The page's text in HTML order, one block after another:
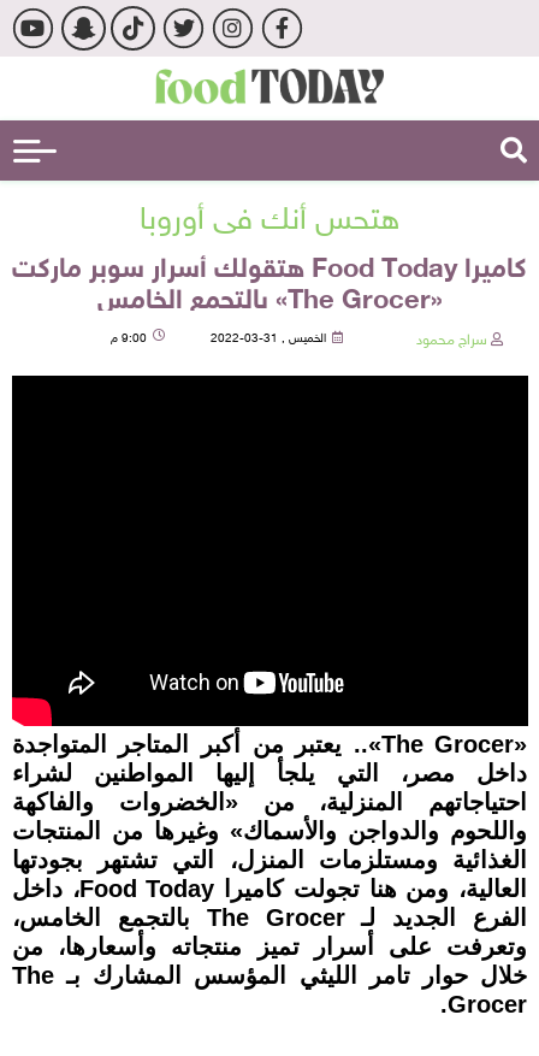
هتحس أنك في أوروبا
كاميرا Food Today هتقولك أسرار سوبر ماركت
«The Grocer» بالتجمع الخامس
سراج محمود الخميس , 31-03-2022 9:00 م
«The Grocer».. يعتبر من أكبر المتاجر المتواجدة
داخل مصر، التي يلجأ إليها المواطنين لشراء
احتياجاتهم المنزلية، من «الخضروات والفاكهة
واللحوم والدواجن والأسماك» وغيرها من المنتجات
الغذائية ومستلزمات المنزل، التي تشتهر بجودتها
العالية، ومن هنا تجولت كاميرا Food Today، داخل
الفرع الجديد لـ The Grocer بالتجمع الخامس،
وتعرفت على أسرار تميز منتجاته وأسعارها، من
خلال حوار تامر الليثي المؤسس المشارك بـ The
Grocer.